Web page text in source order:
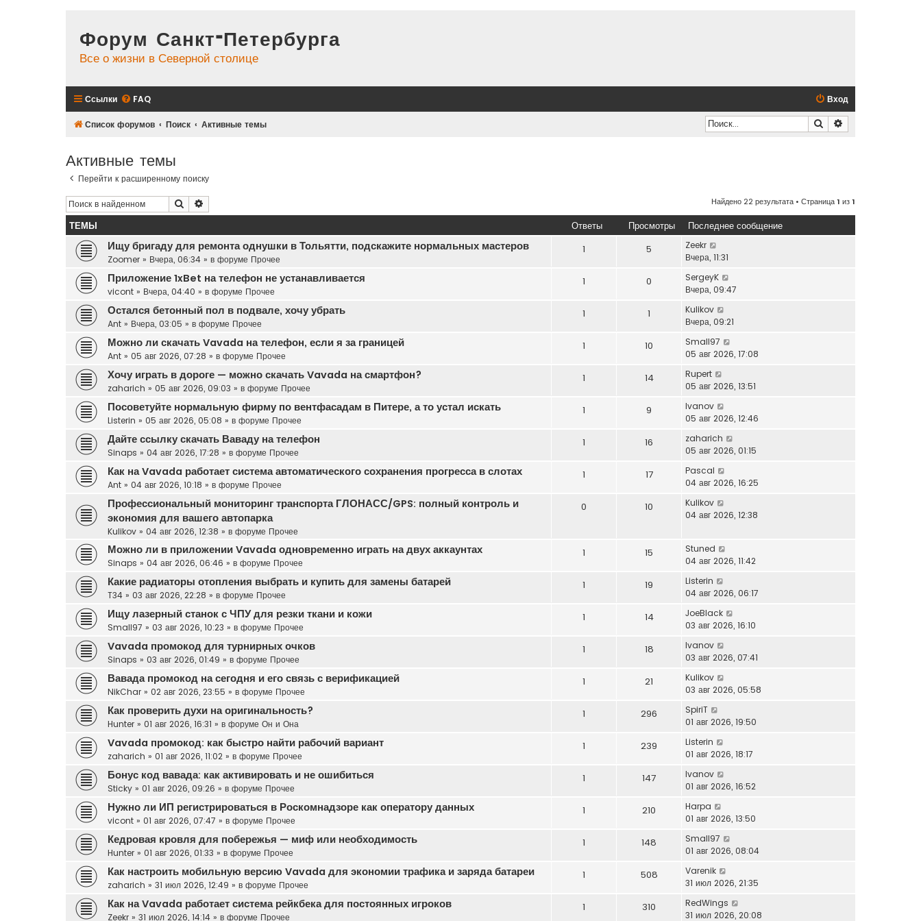
Форум Санкт-Петербурга
Все о жизни в Северной столице
Ссылки FAQ Вход
Список форумов Поиск Активные темы Поиск
Активные темы
Перейти к расширенному поиску
Поиск Найдено 22 результата • Страница1 из1
ТЕМЫ Ответы Просмотры Последнее сообщение
Ищу бригаду для ремонта однушки в Тольятти, подскажите нормальных мастеров
Zoomer » Вчера, 06:34 » в форуме Прочее
1 5
Zeekr
Вчера, 11:31
Приложение 1xBet на телефон не устанавливается
vicont » Вчера, 04:40 » в форуме Прочее
1 0
SergeyK
Вчера, 09:47
Остался бетонный пол в подвале, хочу убрать
Ant » Вчера, 03:05 » в форуме Прочее
1 1
Kulikov
Вчера, 09:21
Можно ли скачать Vavada на телефон, если я за границей
Ant » 05 авг 2026, 07:28 » в форуме Прочее
1 10
Small97
05 авг 2026, 17:08
Хочу играть в дороге — можно скачать Vavada на смартфон?
zaharich » 05 авг 2026, 09:03 » в форуме Прочее
1 14
Rupert
05 авг 2026, 13:51
Посоветуйте нормальную фирму по вентфасадам в Питере, а то устал искать
Listerin » 05 авг 2026, 05:08 » в форуме Прочее
1 9
Ivanov
05 авг 2026, 12:46
Дайте ссылку скачать Ваваду на телефон
Sinaps » 04 авг 2026, 17:28 » в форуме Прочее
1 16
zaharich
05 авг 2026, 01:15
Как на Vavada работает система автоматического сохранения прогресса в слотах
Ant » 04 авг 2026, 10:18 » в форуме Прочее
1 17
Pascal
04 авг 2026, 16:25
Профессиональный мониторинг транспорта ГЛОНАСС/GPS: полный контроль и
экономия для вашего автопарка
Kulikov » 04 авг 2026, 12:38 » в форуме Прочее
0 10
Kulikov
04 авг 2026, 12:38
Можно ли в приложении Vavada одновременно играть на двух аккаунтах
Sinaps » 04 авг 2026, 06:46 » в форуме Прочее
1 15
Stuned
04 авг 2026, 11:42
Какие радиаторы отопления выбрать и купить для замены батарей
T34 » 03 авг 2026, 22:28 » в форуме Прочее
1 19
Listerin
04 авг 2026, 06:17
Ищу лазерный станок с ЧПУ для резки ткани и кожи
Small97 » 03 авг 2026, 10:23 » в форуме Прочее
1 14
JoeBlack
03 авг 2026, 16:10
Vavada промокод для турнирных очков
Sinaps » 03 авг 2026, 01:49 » в форуме Прочее
1 18
Ivanov
03 авг 2026, 07:41
Вавада промокод на сегодня и его связь с верификацией
NikChar » 02 авг 2026, 23:55 » в форуме Прочее
1 21
Kulikov
03 авг 2026, 05:58
Как проверить духи на оригинальность?
Hunter » 01 авг 2026, 16:31 » в форуме Он и Она
1 296
SpiriT
01 авг 2026, 19:50
Vavada промокод: как быстро найти рабочий вариант
zaharich » 01 авг 2026, 11:02 » в форуме Прочее
1 239
Listerin
01 авг 2026, 18:17
Бонус код вавада: как активировать и не ошибиться
Sticky » 01 авг 2026, 09:26 » в форуме Прочее
1 147
Ivanov
01 авг 2026, 16:52
Нужно ли ИП регистрироваться в Роскомнадзоре как оператору данных
vicont » 01 авг 2026, 07:47 » в форуме Прочее
1 210
Harpa
01 авг 2026, 13:50
Кедровая кровля для побережья — миф или необходимость
Hunter » 01 авг 2026, 01:33 » в форуме Прочее
1 148
Small97
01 авг 2026, 08:04
Как настроить мобильную версию Vavada для экономии трафика и заряда батареи
zaharich » 31 июл 2026, 12:49 » в форуме Прочее
1 508
Varenik
31 июл 2026, 21:35
Как на Vavada работает система рейкбека для постоянных игроков
Zeekr » 31 июл 2026, 14:14 » в форуме Прочее
1 310
RedWings
31 июл 2026, 20:08